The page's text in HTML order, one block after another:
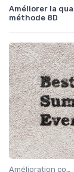
Améliorer la
méthode 8D